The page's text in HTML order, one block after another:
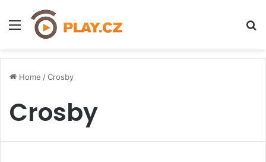
Menu
Home /Crosby
Crosby